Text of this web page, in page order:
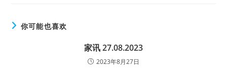
你可能也喜欢
家讯 27.08.2023
2023年8月27日